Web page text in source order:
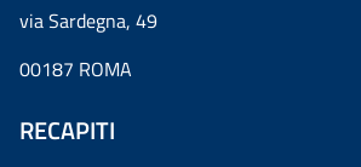
via Sardegna, 49
00187 ROMA
RECAPITI